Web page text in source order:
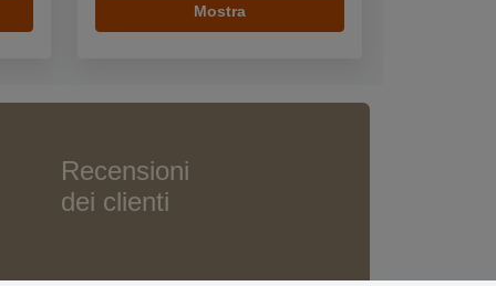
Mostra
Recensioni
dei clienti